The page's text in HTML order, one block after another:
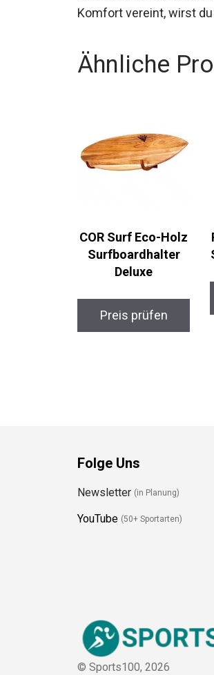
Komfort vereint, wirst
Ähnliche
COR Surf Eco-Holz
Surfboardhalter
Deluxe
Preis prüfen
Folge Uns
Newsletter (in Planung)
YouTube (50+ Sportarten)
© Sports100, 2026